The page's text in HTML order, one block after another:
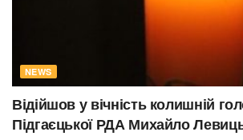
NEWS
Відійшов у вічність колишній
Підгаєцької РДА Михайло